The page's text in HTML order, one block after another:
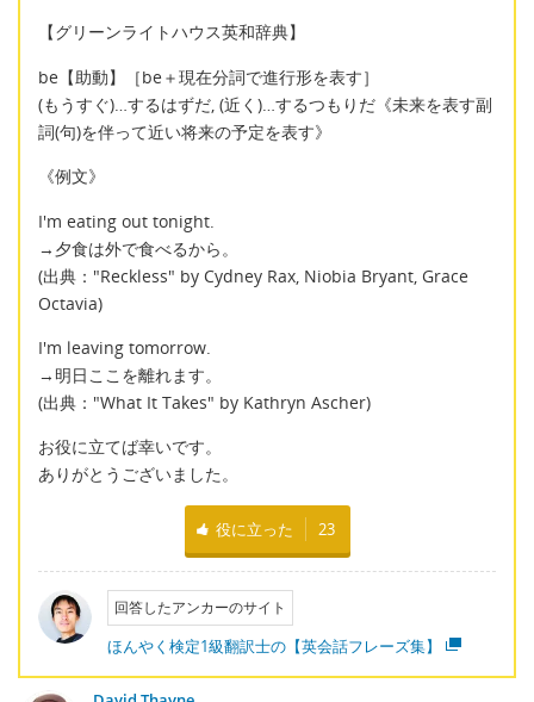
【グリーンライトハウス英和辞典】
be【助動】［be＋現在分詞で進行形を表す］
(もうすぐ)…するはずだ, (近く)…するつもりだ《未来を表す副
詞(句)を伴って近い将来の予定を表す》
《例文》
I'm eating out tonight.
→夕食は外で食べるから。
(出典："Reckless" by Cydney Rax, Niobia Bryant, Grace
Octavia)
I'm leaving tomorrow.
→明日ここを離れます。
(出典："What It Takes" by Kathryn Ascher)
お役に立てば幸いです。
ありがとうございました。
役に立った 23
回答したアンカーのサイト
ほんやく検定1級翻訳士の【英会話フレーズ集】